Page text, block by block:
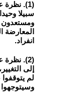
(1). نظرة
سبيلا
ومستعدون
المعارضة
انفراد.
(2).
إلى
لم